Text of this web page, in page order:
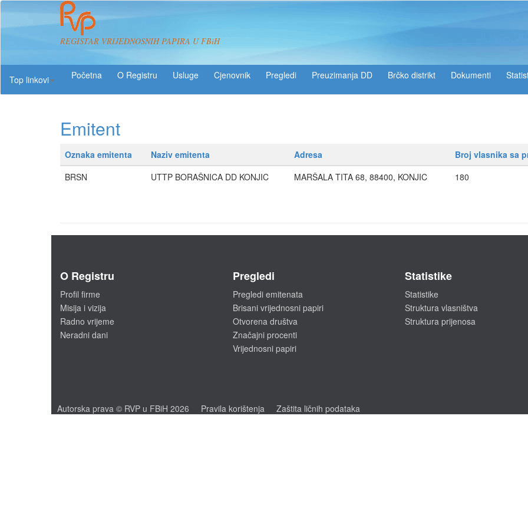
REGISTAR VRIJEDNOSNIH PAPIRA U FBiH
Top linkovi
O Registru Usluge Pregledi Preuzimanja DD Brčko distrikt Dokumenti
Emitent
Oznaka emitenta Naziv emitenta Adresa
Broj vlasnika sa
BRSN
UTTP BORAŠNICA DD KONJIC MARŠALA TITA 68, 88400, KONJIC 180
O Registru
Profil firme
Misija i vizija
Radno vrijeme
Neradni dani
Pregledi
Pregledi emitenata
Brisani vrijednosni papiri
Otvorena društva
Značajni procenti
Vrijednosni papiri
Statistike
Statistike
Struktura vlasništva
Struktura prijenosa
Autorska prava © RVP u FBiH 2026 Pravila korištenja Zaštita ličnih podataka